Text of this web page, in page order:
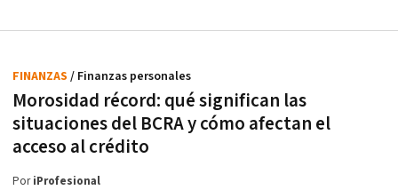
Morosidad récord: qué significan las
situaciones del BCRA y cómo afectan el
acceso al crédito
FINANZAS / Finanzas personales
PoriProfesional